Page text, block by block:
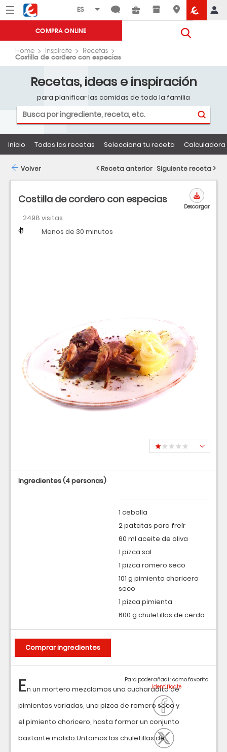
Menú Eroski
COMPRA ONLINE
Home Inspirate Recetas
Costilla de cordero con especias
Recetas, ideas e inspiración
para planificar las comidas de toda la familia
Inicio Todas las recetas Selecciona tu receta
Costilla de cordero con especias
2498 visitas
Dificultad
Tiempo Menos de 30 minutos
Descargar
En un mortero mezclamos una cucharadita de
pimientas variadas, una pizca de romero seco y
el pimiento choricero, hasta formar un conjunto
bastante molido.Untamos las chuletillas de
Para poder añadir como favorito
Ingredientes(4 personas)
1 cebolla
2 patatas para freír
60 ml aceite de oliva
1 pizca sal
1 pizca romero seco
101 g pimiento choricero
seco
1 pizca pimienta
600 g chuletillas de cerdo
Comprar ingredientes
Volver Receta anterior Siguiente receta